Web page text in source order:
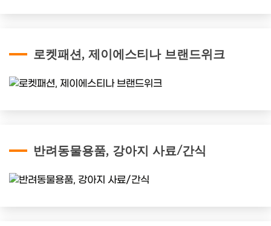
로켓패션, 제이에스티나 브랜드위크
반려동물용품, 강아지 사료/간식